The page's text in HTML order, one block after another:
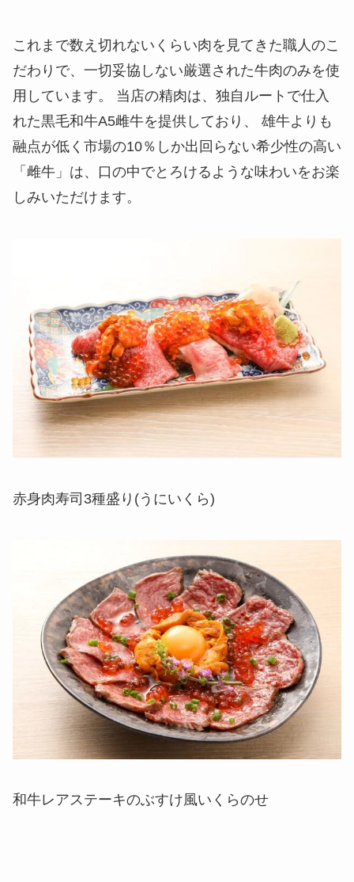
これまで数え切れないくらい肉を見てきた職人のこ
だわりで、一切妥協しない厳選された牛肉のみを使
用しています。 当店の精肉は、独自ルートで仕入
れた黒毛和牛A5雌牛を提供しており、 雄牛よりも
融点が低く市場の10％しか出回らない希少性の高い
「雌牛」は、口の中でとろけるような味わいをお楽
しみいただけます。
赤身肉寿司3種盛り(うにいくら)
和牛レアステーキのぶすけ風いくらのせ